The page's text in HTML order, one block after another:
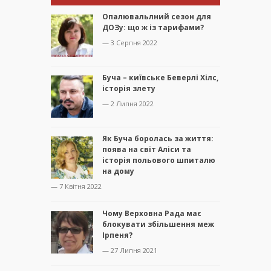
Опалювальлний сезон для
ДОЗу: що ж із тарифами?
— 3 Серпня 2022
Буча – київське Беверлі Хілс,
історія злету
— 2 Липня 2022
Як Буча боролась за життя:
поява на світ Аліси та
історія польового шпиталю
на дому
— 7 Квітня 2022
Чому Верховна Рада має
блокувати збільшення меж
Ірпеня?
— 27 Липня 2021